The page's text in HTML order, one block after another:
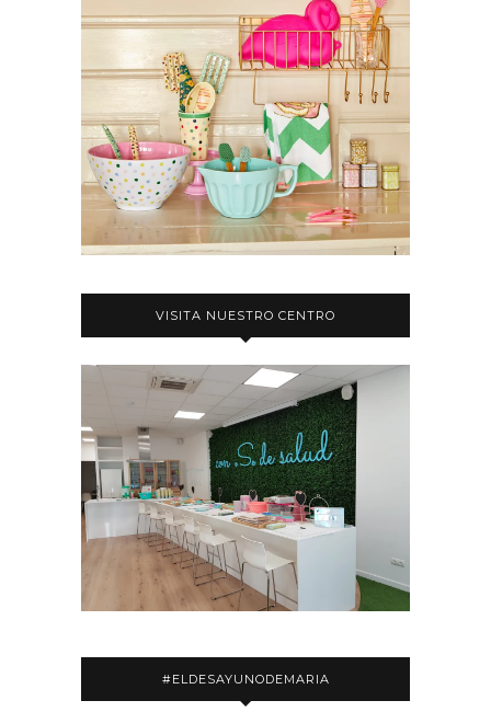
VISITA NUESTRO CENTRO
#ELDESAYUNODEMARIA